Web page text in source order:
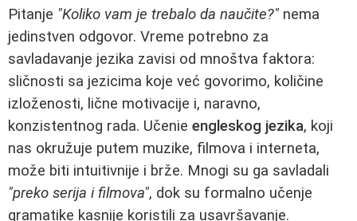
Pitanje "Koliko vam je trebalo da naučite?" nema
jedinstven odgovor. Vreme potrebno za
savladavanje jezika zavisi od mnoštva faktora:
sličnosti sa jezicima koje već govorimo, količine
izloženosti, lične motivacije i, naravno,
konzistentnog rada. Učenie engleskog jezika, koji
nas okružuje putem muzike, filmova i interneta,
može biti intuitivnije i brže. Mnogi su ga savladali
"preko serija i filmova", dok su formalno učenje
gramatike kasnije koristili za usavršavanje.